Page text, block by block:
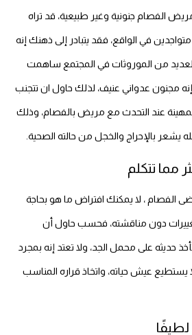
الفصام جنونية وغير طبيعية، قد تراه
في الواقع، فقد يتبادر إلى ذهنك إنه
من الموروثات في المجتمع ساهمت
عدواني عنيف، لذلك حاول ان تتجنب
عند التحدث مع مريض بالفصام، وذلك
يشعر بالإحراج والخجل من حالته الصحية.
مما تتكلم
الفصام ، لا يمكنك افتراض ما هو بحاجة
تغييرات دون مناقشته، فحسب حاول أن
حديثه على محمل الجد، ولا تعتد إنه بمجرد
يستطيع عيش حياته، واتخاذ قراره المناسب